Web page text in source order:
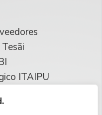
ITAIPU